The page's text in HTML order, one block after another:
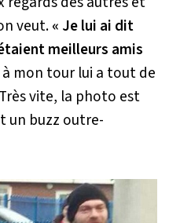
veut.« Je lui ai dit
meilleurs amis
à mon tour lui a tout de
vite, la photo est
un buzz outre-